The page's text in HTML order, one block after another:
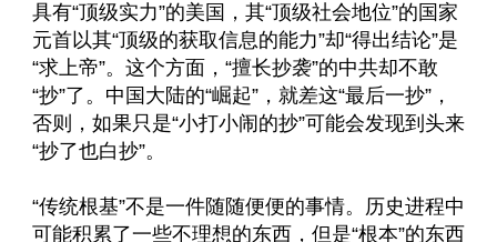
具有“顶级实力”的美国，其“顶级社会地位”的国家
元首以其“顶级的获取信息的能力”却“得出结论”是
“求上帝”。这个方面，“擅长抄袭”的中共却不敢
“抄”了。中国大陆的“崛起”，就差这“最后一抄”，
否则，如果只是“小打小闹的抄”可能会发现到头来
“抄了也白抄”。
“传统根基”不是一件随随便便的事情。历史进程中
可能积累了一些不理想的东西，但是“根本”的东西